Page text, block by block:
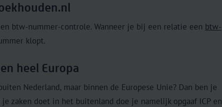
btw-nummer-controle. Wanneer je bij een relatie een btw-
klopt.
heel Europa
Nederland, maar binnen de Europese Unie? Dan ben je
zaken doet in het buitenland doe je namelijk opgaaf ICP en